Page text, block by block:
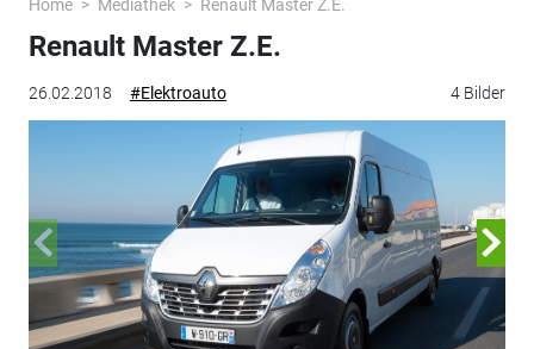
Home Mediathek Renault Master Z.E.
26.02.2018 #Elektroauto 4 Bilder
Renault Master Z.E.